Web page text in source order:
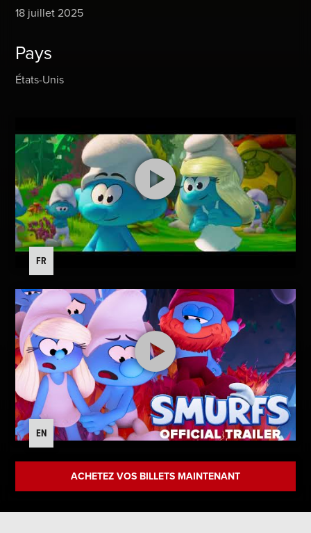
18 juillet 2025
Pays
États-Unis
FR
EN
ACHETEZ VOS BILLETS MAINTENANT